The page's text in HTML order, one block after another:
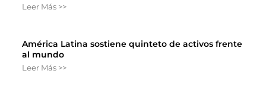
Leer Más >>
América Latina sostiene quinteto de activos frente
al mundo
Leer Más >>